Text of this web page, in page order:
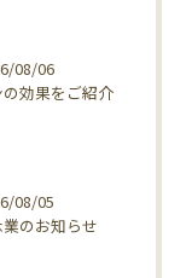
08/06
効果をご紹介
08/05
のお知らせ